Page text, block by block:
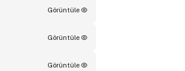
Görüntüle
Görüntüle
Görüntüle